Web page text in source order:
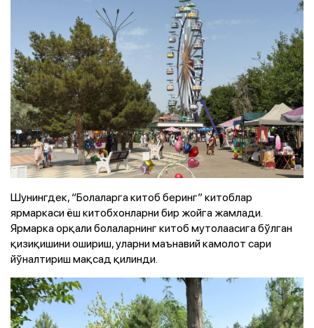
Шунингдек, “Болаларга китоб беринг” китоблар
ярмаркаси ёш китобхонларни бир жойга жамлади.
Ярмарка орқали болаларнинг китоб мутолаасига бўлган
қизиқишини ошириш, уларни маънавий камолот сари
йўналтириш мақсад қилинди.